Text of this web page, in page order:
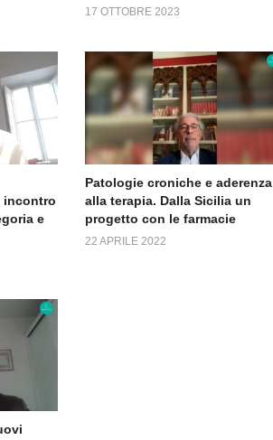
17 OTTOBRE 2023
incontro
e
Patologie croniche e aderenza
alla terapia. Dalla Sicilia un
progetto con le farmacie
22 APRILE 2022